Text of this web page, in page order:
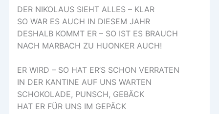
DER NIKOLAUS SIEHT ALLES – KLAR
SO WAR ES AUCH IN DIESEM JAHR
DESHALB KOMMT ER – SO IST ES BRAUCH
NACH MARBACH ZU HUONKER AUCH!
ER WIRD – SO HAT ER’S SCHON VERRATEN
IN DER KANTINE AUF UNS WARTEN
SCHOKOLADE, PUNSCH, GEBÄCK
HAT ER FÜR UNS IM GEPÄCK